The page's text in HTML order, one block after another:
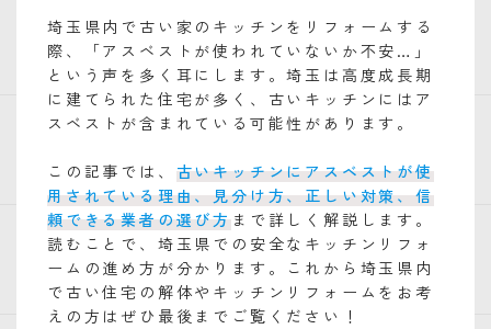
埼玉県内で古い家のキッチンをリフォームする
際、「アスベストが使われていないか不安…」
という声を多く耳にします。埼玉は高度成長期
に建てられた住宅が多く、古いキッチンにはア
スベストが含まれている可能性があります。
この記事では、 古いキッチンにアスベストが使
用されている理由、見分け方、正しい対策、信
頼できる業者の選び方まで詳しく解説します。
読むことで、埼玉県での安全なキッチンリフォ
ームの進め方が分かります。これから埼玉県内
で古い住宅の解体やキッチンリフォームをお考
えの方はぜひ最後までご覧ください！